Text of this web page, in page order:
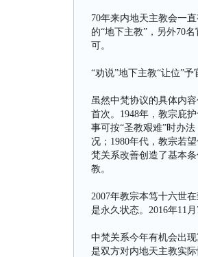
70年来内地天主教会一
的“地下主教”，另外70
可。
“劝说”地下主教“让位”
虽然中梵协议的具体内
首次。1948年，教宗庇
事可按“圣教艰难”时办
况；1980年代，教宗若
梵关系改善创造了基本
教。
2007年教宗本笃十六世
是永久状态。2016年11
中梵关系今年有机会出
是双方对内地天主教实